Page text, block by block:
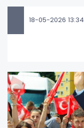
18-05-2026 13:34